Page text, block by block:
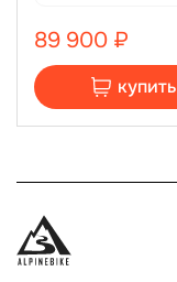
89 900 ₽
купить